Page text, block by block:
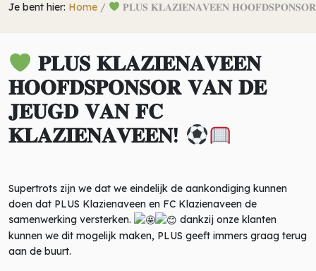
Je bent hier: Home / 𝐏𝐋𝐔𝐒 𝐊𝐋𝐀𝐙𝐈𝐄𝐍𝐀𝐕𝐄𝐄𝐍
𝐏𝐋𝐔𝐒 𝐊𝐋𝐀𝐙𝐈𝐄𝐍𝐀𝐕𝐄𝐄𝐍
𝐇𝐎𝐎𝐅𝐃𝐒𝐏𝐎𝐍𝐒𝐎𝐑 𝐕𝐀𝐍 𝐃𝐄
𝐉𝐄𝐔𝐆𝐃 𝐕𝐀𝐍 𝐅𝐂
𝐊𝐋𝐀𝐙𝐈𝐄𝐍𝐀𝐕𝐄𝐄𝐍!
Supertrots zijn we dat we eindelijk de aankondiging kunnen
doen dat PLUS Klazienaveen en FC Klazienaveen de
samenwerking versterken.
dankzij onze klanten
kunnen we dit mogelijk maken, PLUS geeft immers graag terug
aan de buurt.